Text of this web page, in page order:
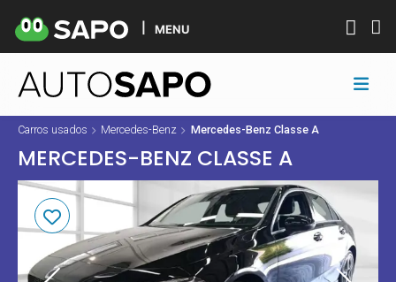
MENU
Carros usados Mercedes-Benz Mercedes-Benz Classe A
MERCEDES-BENZ CLASSE A